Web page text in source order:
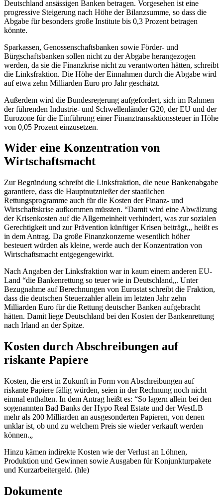
Deutschland ansässigen Banken betragen. Vorgesehen ist eine
progressive Steigerung nach Höhe der Bilanzsumme, so dass die
Abgabe für besonders große Institute bis 0,3 Prozent betragen
könnte.
Sparkassen, Genossenschaftsbanken sowie Förder- und
Bürgschaftsbanken sollen nicht zu der Abgabe herangezogen
werden, da sie die Finanzkrise nicht zu verantworten hätten, schreibt
die Linksfraktion. Die Höhe der Einnahmen durch die Abgabe wird
auf etwa zehn Milliarden Euro pro Jahr geschätzt.
Außerdem wird die Bundesregerung aufgefordert, sich im Rahmen
der führenden Industrie- und Schwellenländer G20, der EU und der
Eurozone für die Einführung einer Finanztransaktionssteuer in Höhe
von 0,05 Prozent einzusetzen.
Wider eine Konzentration von
Wirtschaftsmacht
Zur Begründung schreibt die Linksfraktion, die neue Bankenabgabe
garantiere, dass die Hauptnutznießer der staatlichen
Rettungsprogramme auch für die Kosten der Finanz- und
Wirtschaftskrise aufkommen müssten. “Damit wird eine Abwälzung
der Krisenkosten auf die Allgemeinheit verhindert, was zur sozialen
Gerechtigkeit und zur Prävention künftiger Krisen beiträgt„, heißt es
in dem Antrag. Da große Finanzkonzerne wesentlich höher
besteuert würden als kleine, werde auch der Konzentration von
Wirtschaftsmacht entgegengewirkt.
Nach Angaben der Linksfraktion war in kaum einem anderen EU-
Land “die Bankenrettung so teuer wie in Deutschland„. Unter
Bezugnahme auf Berechnungen von Eurostat schreibt die Fraktion,
dass die deutschen Steuerzahler allein im letzten Jahr zehn
Milliarden Euro für die Rettung deutscher Banken aufgebracht
hätten. Damit liege Deutschland bei den Kosten der Bankenrettung
nach Irland an der Spitze.
Kosten durch Abschreibungen auf
riskante Papiere
Kosten, die erst in Zukunft in Form von Abschreibungen auf
riskante Papiere fällig würden, seien in der Rechnung noch nicht
einmal enthalten. In dem Antrag heißt es: “So lagern allein bei den
sogenannten Bad Banks derHypo Real Estate und der WestLB
mehr als 200 Milliarden an ausgesonderten Papieren, von denen
unklar ist, ob und zu welchem Preis sie wieder verkauft werden
können.„
Hinzu kämen indirekte Kosten wie der Verlust an Löhnen,
Produktion und Gewinnen sowie Ausgaben für Konjunkturpakete
und Kurzarbeitergeld. (hle)
Dokumente